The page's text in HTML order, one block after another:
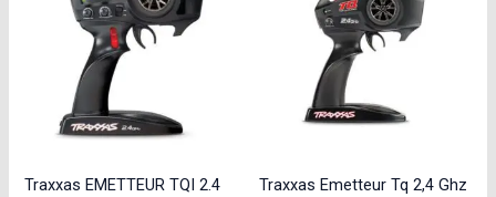
Traxxas EMETTEUR TQI 2.4
Traxxas Emetteur Tq 2,4 Ghz